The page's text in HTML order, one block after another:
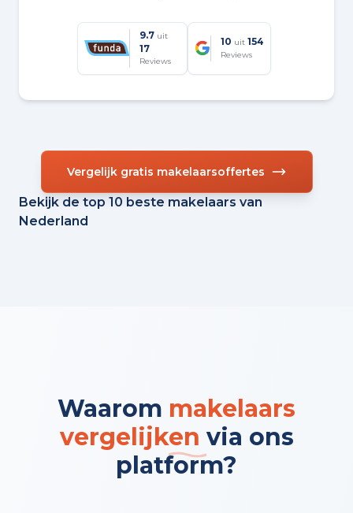
9.7 uit
17
Reviews
10 uit 154
Reviews
Vergelijk gratis makelaarsoffertes
Bekijk de top 10 beste makelaars van
Nederland
Waarom makelaars
vergelijken via ons
platform?